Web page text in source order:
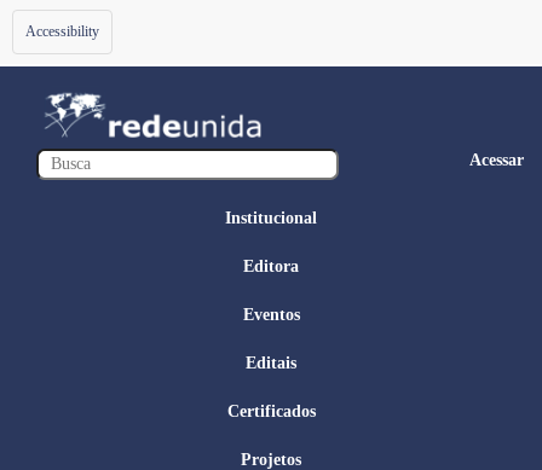
Toggle
navigation
Accessibility
Acessar
Institucional
Editora
Eventos
Editais
Certificados
Projetos